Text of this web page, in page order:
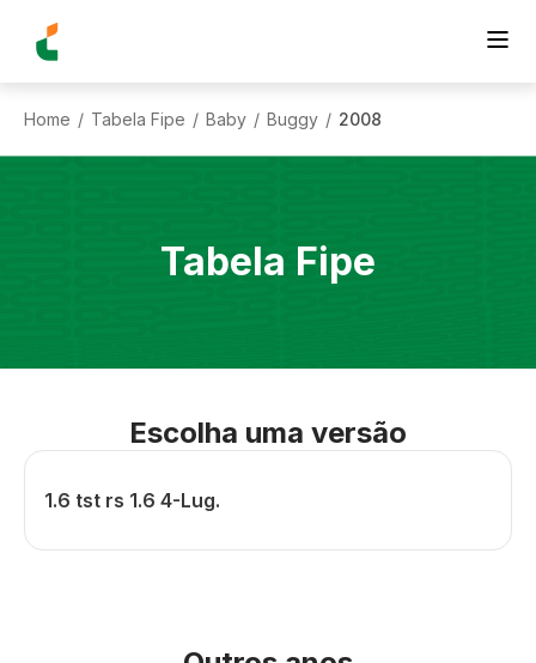
Home / Tabela Fipe / Baby / Buggy / 2008
Tabela Fipe
Escolha uma versão
1.6 tst rs 1.6 4-Lug.